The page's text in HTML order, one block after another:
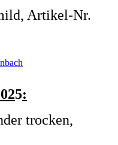
Artikel-Nr.
5:
trocken,